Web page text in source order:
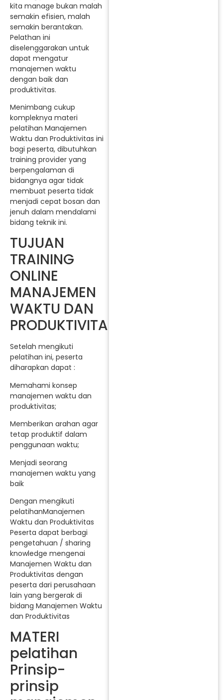
kita manage bukan malah
semakin efisien, malah
semakin berantakan.
Pelathan ini
diselenggarakan untuk
dapat mengatur
manajemen waktu
dengan baik dan
produktivitas.
Menimbang cukup
kompleknya materi
pelatihan Manajemen
Waktu dan Produktivitas ini
bagi peserta, dibutuhkan
training provider yang
berpengalaman di
bidangnya agar tidak
membuat peserta tidak
menjadi cepat bosan dan
jenuh dalam mendalami
bidang teknik ini.
TUJUAN
TRAINING
ONLINE
MANAJEMEN
WAKTU DAN
PRODUKTIVITAS
Setelah mengikuti
pelatihan ini, peserta
diharapkan dapat :
Memahami konsep
manajemen waktu dan
produktivitas;
Memberikan arahan agar
tetap produktif dalam
penggunaan waktu;
Menjadi seorang
manajemen waktu yang
baik
Dengan mengikuti
pelatihanManajemen
Waktu dan Produktivitas
Peserta dapat berbagi
pengetahuan / sharing
knowledge mengenai
Manajemen Waktu dan
Produktivitas dengan
peserta dari perusahaan
lain yang bergerak di
bidang Manajemen Waktu
dan Produktivitas
MATERI
pelatihan
Prinsip-
prinsip